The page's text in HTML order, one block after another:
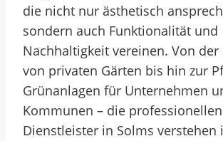
die nicht nur ästhetisch
sondern auch Funktionalität und
Nachhaltigkeit vereinen. Von der
von privaten Gärten bis hin zur
Grünanlagen für Unternehmen
Kommunen – die professionellen
Dienstleister in Solms verstehen